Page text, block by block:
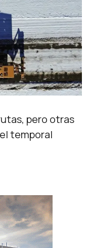
pero otras
temporal